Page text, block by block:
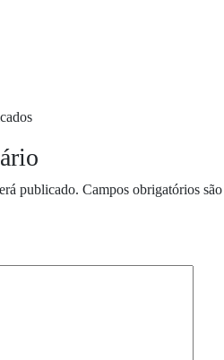
publicado. Campos obrigatórios são